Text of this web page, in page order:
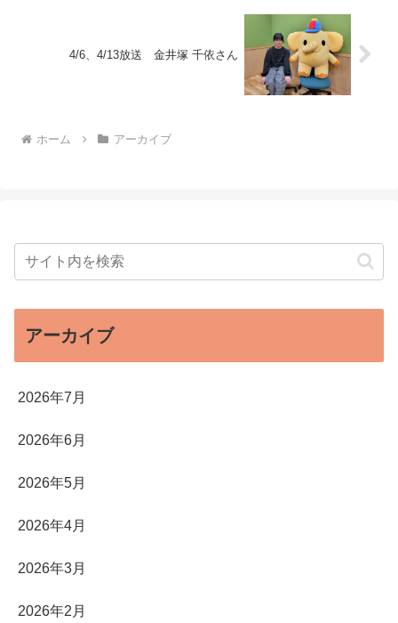
4/6、4/13放送 金井塚 千依さん
ホーム アーカイブ
アーカイブ
2026年7月
2026年6月
2026年5月
2026年4月
2026年3月
2026年2月